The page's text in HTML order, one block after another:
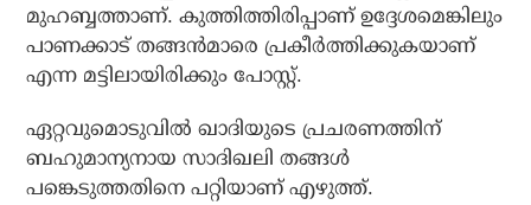
മുഹബ്ബത്താണ്. കുത്തിത്തിരിപ്പാണ് ഉദ്ദേശമെങ്കിലും
പാണക്കാട് തങ്ങന്‍മാരെ പ്രകീര്‍ത്തിക്കുകയാണ്
എന്ന മട്ടിലായിരിക്കും പോസ്റ്റ്.
ഏറ്റവുമൊടുവില്‍ ഖാദിയുടെ പ്രചരണത്തിന്
ബഹുമാന്യനായ സാദിഖലി തങ്ങള്‍
പങ്കെടുത്തതിനെ പറ്റിയാണ് എഴുത്ത്.